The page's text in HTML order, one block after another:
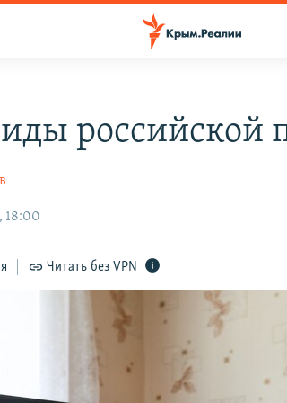
российской
18:00
Читать без VPN